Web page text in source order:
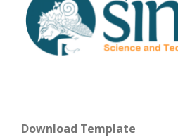
Download Template